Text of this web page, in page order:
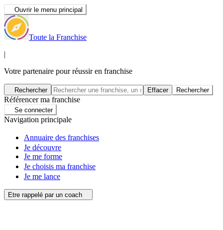
Ouvrir le menu principal
Toute la Franchise
|
Votre partenaire pour réussir en franchise
Rechercher Effacer Rechercher
Référencer ma franchise
Se connecter
Navigation principale
Annuaire des franchises
Je découvre
Je me forme
Je choisis ma franchise
Je me lance
Etre rappelé par un coach